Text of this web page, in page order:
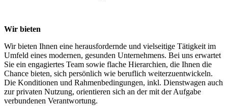
Wir bieten
Wir bieten Ihnen eine herausfordernde und vielseitige Tätigkeit im
Umfeld eines modernen, gesunden Unternehmens. Bei uns erwartet
Sie ein engagiertes Team sowie flache Hierarchien, die Ihnen die
Chance bieten, sich persönlich wie beruflich weiterzuentwickeln.
Die Konditionen und Rahmenbedingungen, inkl. Dienstwagen auch
zur privaten Nutzung, orientieren sich an der mit der Aufgabe
verbundenen Verantwortung.